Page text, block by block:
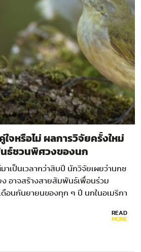
จหรือไม่ ผลการวิจัยครั้งใหม่
ธ์ชวนพิศวงของนก
าเป็นเวลากว่าสิบปี นักวิจัยเผยว่านกช
ง อาจสร้างสายสัมพันธ์เพื่อนร่วม
อนกันยายนของทุก ๆ ปี นกในอเมริกา
READ
MORE